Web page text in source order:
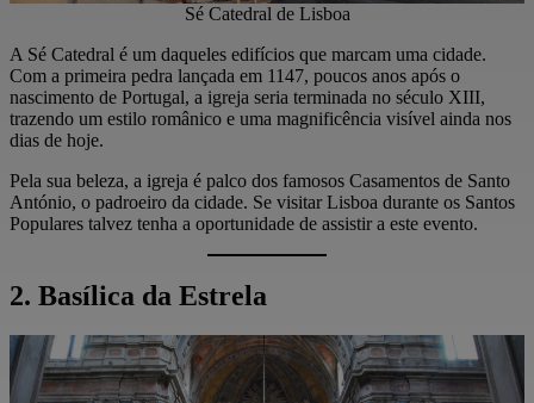
Sé Catedral de Lisboa
A Sé Catedral é um daqueles edifícios que marcam uma cidade.
Com a primeira pedra lançada em 1147, poucos anos após o
nascimento de Portugal, a igreja seria terminada no século XIII,
trazendo um estilo românico e uma magnificência visível ainda nos
dias de hoje.
Pela sua beleza, a igreja é palco dos famosos Casamentos de Santo
António, o padroeiro da cidade. Se visitar Lisboa durante os Santos
Populares talvez tenha a oportunidade de assistir a este evento.
2. Basílica da Estrela